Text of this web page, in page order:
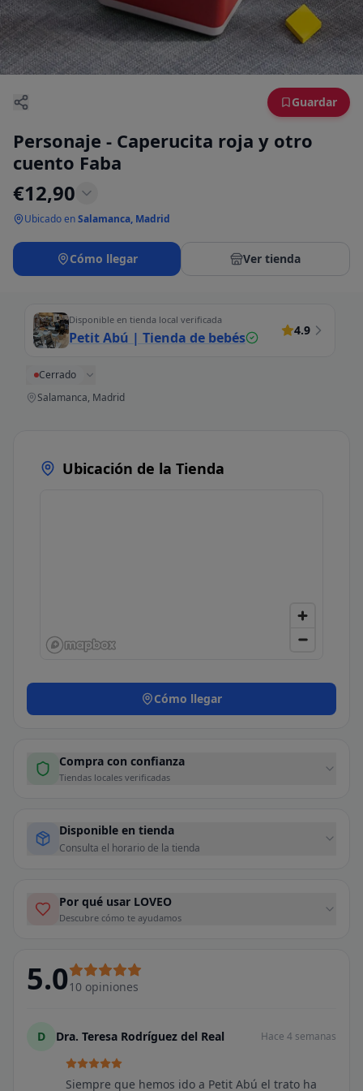
Guardar
Personaje - Caperucita roja y otro
cuento Faba
€12,90
Ubicado enSalamanca, Madrid
Cómo llegar Ver tienda
Disponible en tienda local verificada
Petit Abú | Tienda de bebés 4.9
Cerrado
Salamanca, Madrid
Ubicación de la Tienda
Cómo llegar
Compra con confianza
Tiendas locales verificadas
Disponible en tienda
Consulta el horario de la tienda
Por qué usar LOVEO
Descubre cómo te ayudamos
5.010 opiniones
D Dra. Teresa Rodríguez del Real Hace 4 semanas
Siempre que hemos ido a Petit Abú el trato ha